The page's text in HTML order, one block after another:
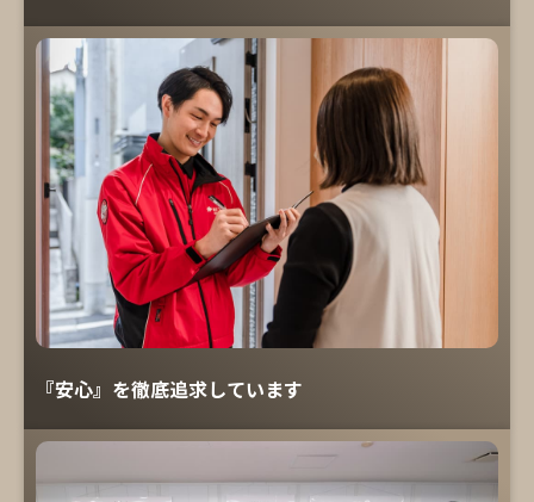
『安心』を徹底追求しています